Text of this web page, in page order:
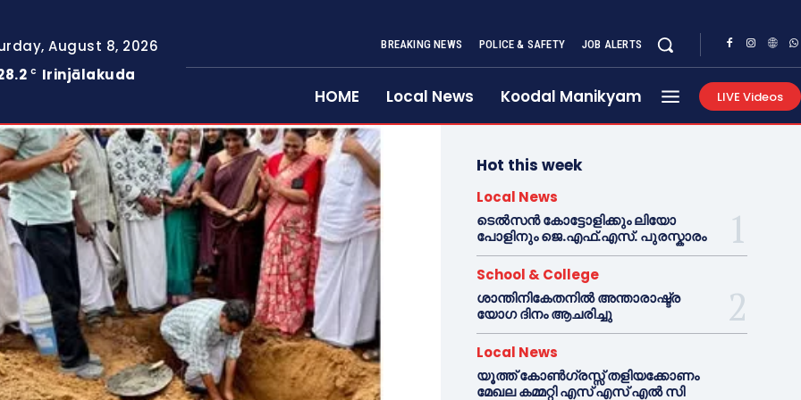
August 8, 2026
C Irinjālakuda
BREAKING NEWS POLICE & SAFETY JOB ALERTS
HOME Local News Koodal Manikyam LIVE Videos
Hot this week
Local News
ടെൽസൻ കോട്ടോളിക്കും ലിയോ
പോളിനും ജെ.എഫ്.എസ്. പുരസ്കാരം
School & College
ശാന്തിനികേതനിൽ അന്താരാഷ്ട്ര
യോഗ ദിനം ആചരിച്ചു
Local News
യൂത്ത് കോൺഗ്രസ്സ് തളിയക്കോണം
മേഖല കമ്മറ്റി എസ് എസ് എൽ സി